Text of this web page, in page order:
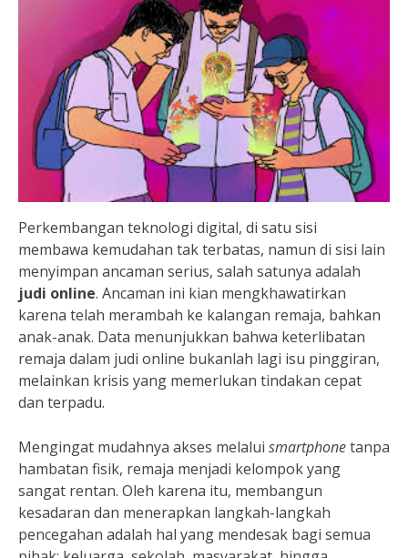
Perkembangan teknologi digital, di satu sisi
membawa kemudahan tak terbatas, namun di sisi lain
menyimpan ancaman serius, salah satunya adalah
judi online. Ancaman ini kian mengkhawatirkan
karena telah merambah ke kalangan remaja, bahkan
anak-anak. Data menunjukkan bahwa keterlibatan
remaja dalam judi online bukanlah lagi isu pinggiran,
melainkan krisis yang memerlukan tindakan cepat
dan terpadu.
Mengingat mudahnya akses melalui smartphonetanpa
hambatan fisik, remaja menjadi kelompok yang
sangat rentan. Oleh karena itu, membangun
kesadaran dan menerapkan langkah-langkah
pencegahan adalah hal yang mendesak bagi semua